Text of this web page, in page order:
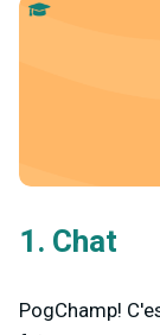
1. Chat
PogChamp!